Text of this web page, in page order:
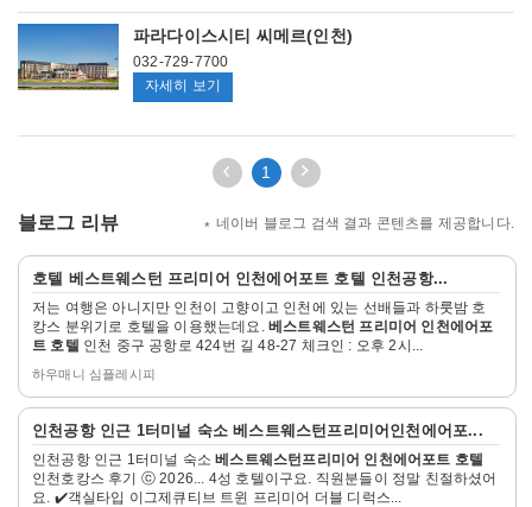
파
앳
파
라
파라다이스시티 씨메르(인천)
032-729-7700
파
다
씨
메
르
(인
천)
자세히 보기
이
전
페
이
지
이
동
1
다
음
페
이
지
이
동
블로그 리뷰 네이버 블로그 검색 결과 콘텐츠를 제공합니다.
호텔 베스트웨스턴 프리미어 인천에어포트 호텔 인천공항...
저는 여행은 아니지만 인천이 고향이고 인천에 있는 선배들과 하룻밤 호
캉스 분위기로 호텔을 이용했는데요. 베스트웨스턴 프리미어 인천에어포
트 호텔 인천 중구 공항로 424번 길 48-27 체크인 : 오후 2시...
하우매니 심플레시피
자
인천공항 인근 1터미널 숙소베스트웨스턴프리미어인천에어포...
인천공항 인근 1터미널 숙소베스트웨스턴프리미어 인천에어포트 호텔
인천호캉스 후기 ⓒ 2026... 4성 호텔이구요. 직원분들이 정말 친절하셨어
요. ✔️객실타입 이그제큐티브 트윈 프리미어 더블 디럭스...
자